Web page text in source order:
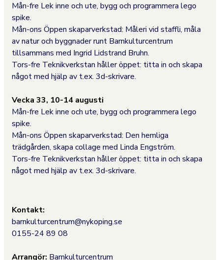
Mån-fre Lek inne och ute, bygg och programmera lego
spike.
Mån-ons Öppen skaparverkstad: Måleri vid staffli, måla
av natur och byggnader runt Barnkulturcentrum
tillsammans med Ingrid Lidstrand Bruhn.
Tors-fre Teknikverkstan håller öppet: titta in och skapa
något med hjälp av t.ex. 3d-skrivare.
Vecka 33, 10-14 augusti
Mån-fre Lek inne och ute, bygg och programmera lego
spike.
Mån-ons Öppen skaparverkstad: Den hemliga
trädgården, skapa collage med Linda Engström.
Tors-fre Teknikverkstan håller öppet: titta in och skapa
något med hjälp av t.ex. 3d-skrivare.
Kontakt:
barnkulturcentrum@nykoping.se
0155-24 89 08
Arrangör: Barnkulturcentrum